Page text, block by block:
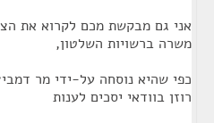
אני גם מבקשת מכם לקרוא את
משרה ברשויות השלטון,
כפי שהיא נוסחה על-ידי מר
רוזן בוודאי יסכים לענות